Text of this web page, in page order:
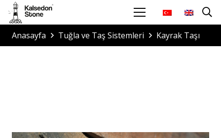
Anasayfa Tuğla ve Taş Sistemleri Kayrak Taşı